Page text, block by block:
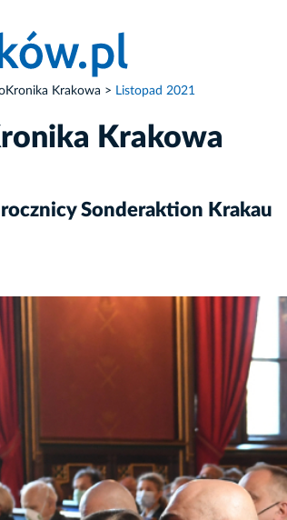
Krakowa Listopad 2021
Krakowa
Sonderaktion Krakau